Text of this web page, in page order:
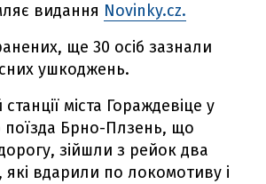
видання Novinky.cz.
ще 30 осіб зазнали
ушкоджень.
міста Гораждевіце у
поїзда Брно-Плзень, що
зійшли з рейок два
які вдарили по локомотиву і